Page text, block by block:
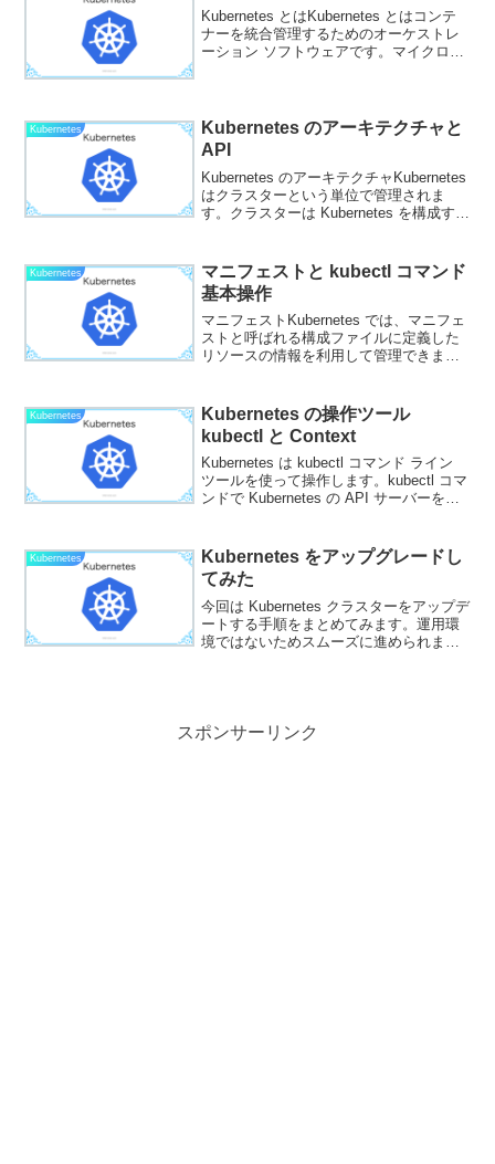
Kubernetes とはKubernetes とはコンテ
ナーを統合管理するためのオーケストレ
ーション ソフトウェアです。マイクロサ
Kubernetes
Kubernetes のアーキテクチャと
API
Kubernetes のアーキテクチャKubernetes
はクラスターという単位で管理されま
す。クラスターは Kubernetes を構成する
ノードは、実際にアプリ...
Kubernetes
マニフェストと kubectl コマンド
基本操作
マニフェストKubernetes では、マニフェ
ストと呼ばれる構成ファイルに定義した
リソースの情報を利用して管理できま
くは Json 形式のファイルです。次のマ
ニ...
Kubernetes
Kubernetes の操作ツール
kubectl と Context
Kubernetes は kubectl コマンド ライン
ツールを使って操作します。kubectl コマ
ンドで Kubernetes の API サーバーを介
Kubernetes
Kubernetes をアップグレードし
てみた
今回は Kubernetes クラスターをアップデ
ートする手順をまとめてみます。運用環
境ではないためスムーズに進められまし
スポンサーリンク